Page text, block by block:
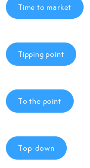
Time to market
Tipping point
To the point
Top-down